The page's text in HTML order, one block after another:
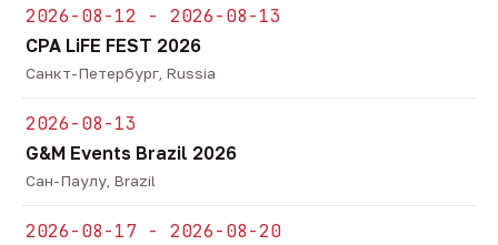
2026-08-12 - 2026-08-13
CPA LiFE FEST 2026
Санкт-Петербург, Russia
2026-08-13
G&M Events Brazil 2026
Сан-Паулу, Brazil
2026-08-17 - 2026-08-20